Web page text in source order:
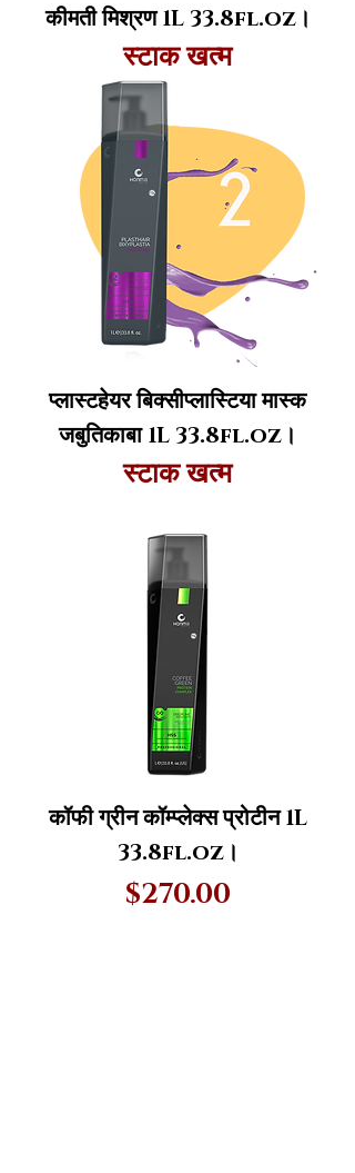
कीमती मिश्रण 1L 33.8fl.oz।
स्टाक खत्म
प्लास्टहेयर बिक्सीप्लास्टिया मास्क
जबुतिकाबा 1L 33.8fl.oz।
स्टाक खत्म
कॉफी ग्रीन कॉम्प्लेक्स प्रोटीन 1L
33.8fl.oz।
मूल्य
$270.00